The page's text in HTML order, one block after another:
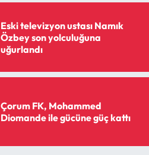
Eski televizyon ustası Namık
Özbey son yolculuğuna
uğurlandı
Çorum FK, Mohammed
Diomande ile gücüne güç kattı